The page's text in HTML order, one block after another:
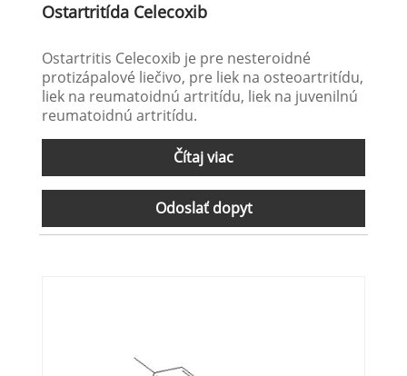
Ostartritída Celecoxib
Ostartritis Celecoxib je pre nesteroidné
protizápalové liečivo, pre liek na osteoartritídu,
liek na reumatoidnú artritídu, liek na juvenilnú
reumatoidnú artritídu.
Čítaj viac
Odoslať dopyt